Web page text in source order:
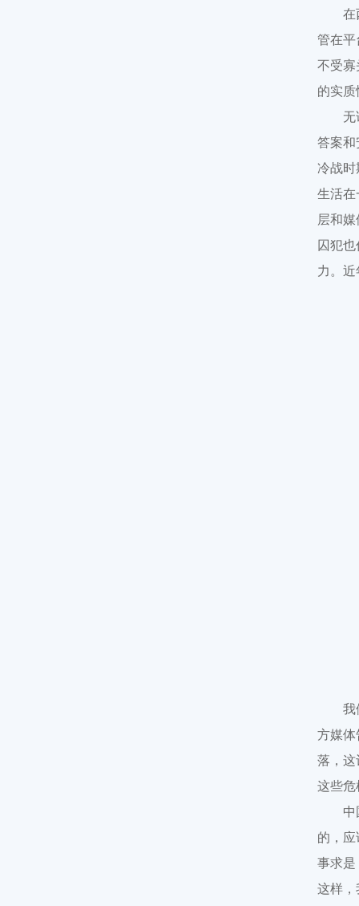
在
管在平
不受寡
的实
无
答案和
冷战时
生活在
层和
囚犯
力。
我
方媒体
落，这
这些危
的，
事求是
这样，